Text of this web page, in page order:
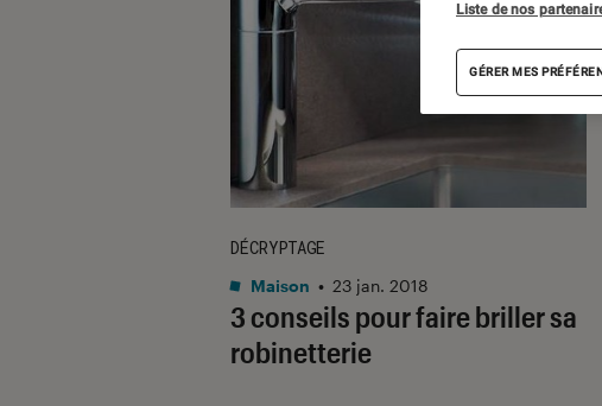
3 conseils pour faire briller sa
robinetterie
DÉCRYPTAGE
Maison • 23 jan. 2018
Liste de nos
GÉRER MES